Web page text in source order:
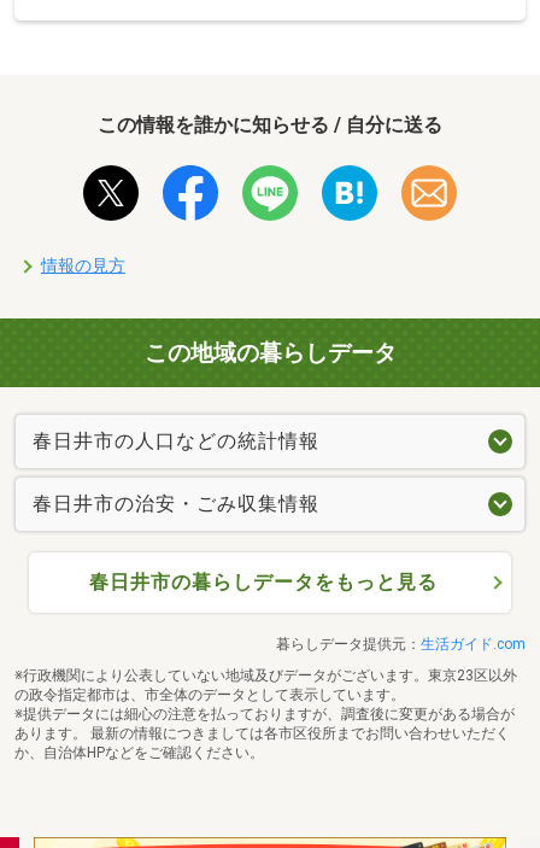
この情報を誰かに知らせる / 自分に送る
情報の見方
この地域の暮らしデータ
春日井市の人口などの統計情報
春日井市の治安・ごみ収集情報
春日井市の暮らしデータをもっと見る
暮らしデータ提供元： 生活ガイド.com
※行政機関により公表していない地域及びデータがございます。東京23区以外
の政令指定都市は、市全体のデータとして表示しています。
※提供データには細心の注意を払っておりますが、調査後に変更がある場合が
あります。 最新の情報につきましては各市区役所までお問い合わせいただく
か、自治体HPなどをご確認ください。